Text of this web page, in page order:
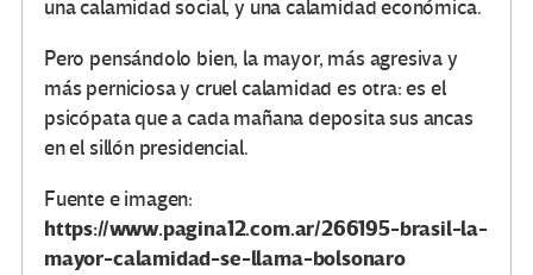
una calamidad social, y una calamidad económica.
Pero pensándolo bien, la mayor, más agresiva y
más perniciosa y cruel calamidad es otra: es el
psicópata que a cada mañana deposita sus ancas
en el sillón presidencial.
Fuente e imagen:
https://www.pagina12.com.ar/266195-brasil-la-
mayor-calamidad-se-llama-bolsonaro